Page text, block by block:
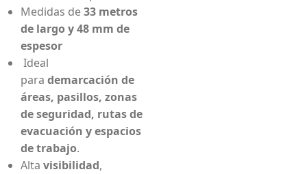
Medidas de33 metros
de largo y 48 mm de
espesor
Ideal
para demarcación de
áreas, pasillos, zonas
de seguridad, rutas de
evacuación y espacios
de trabajo.
Alta visibilidad,